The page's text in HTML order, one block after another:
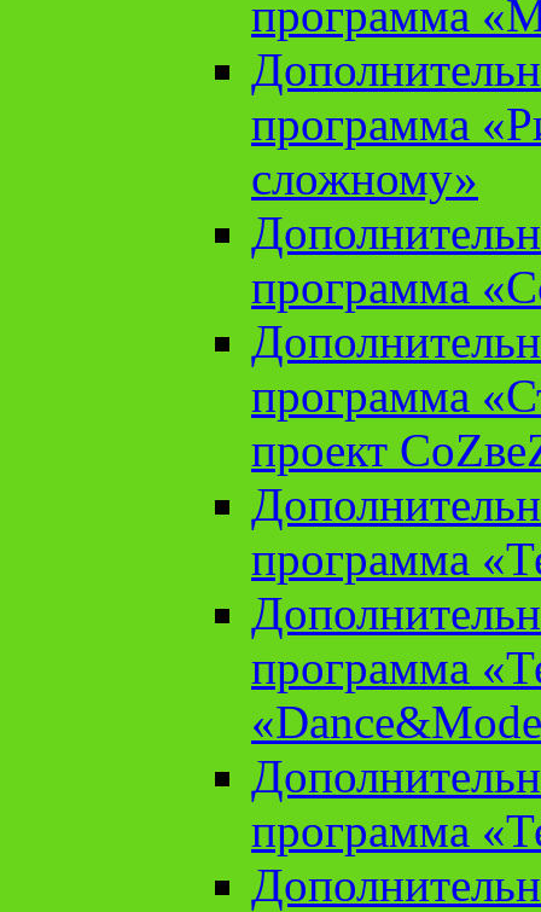
программа
программа
сложному»
программа
программа
проект
программа
программа
программа